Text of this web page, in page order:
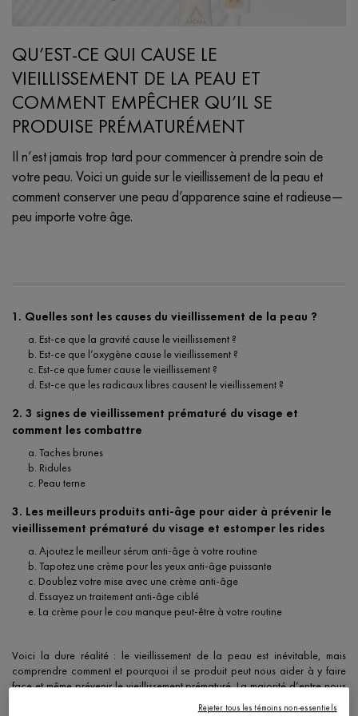
QU’EST-CE QUI CAUSE LE
VIEILLISSEMENT DE LA PEAU ET
COMMENT EMPÊCHER QU’IL SE
PRODUISE PRÉMATURÉMENT
Il n’est jamais trop tard pour commencer à prendre soin de
votre peau. Voici un guide sur le vieillissement de la peau et
comment conserver une peau d’apparence saine et radieuse—
peu importe votre âge.
1. Quelles sont les causes du vieillissement de la peau ?
a. Est-ce que la gravité cause le vieillissement ?
b. Est-ce que l’oxygène cause le vieillissement ?
c. Est-ce que fumer cause le vieillissement ?
d. Est-ce que les radicaux libres causent le vieillissement ?
2. 3 signes de vieillissement prématuré du visage et
comment les combattre
a. Taches brunes
b. Ridules
c. Peau terne
3. Les meilleurs produits anti-âge pour aider à prévenir le
vieillissement prématuré du visage et estomper les rides
a. Ajoutez le meilleur sérum anti-âge à votre routine
b. Tapotez une crème pour les yeux anti-âge puissante
c. Doublez votre mise avec une crème anti-âge
d. Essayez un traitement anti-âge ciblé
e. La crème pour le cou manque peut-être à votre routine
Voici la dure réalité : le vieillissement de la peau est inévitable, mais
comprendre comment et pourquoi il se produit peut nous aider à y faire
face et même prévenir le vieillissement prématuré. La majorité d’entre nous
commençons à constater les premiers signes du vieillissement dans la
Rejeter tous les témoins non-essentiels